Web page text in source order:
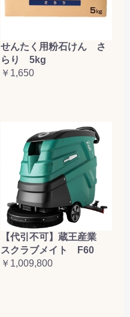
せんたく用粉石けん さ
らり 5kg
￥1,650
【代引不可】蔵王産業
スクラブメイト F60
￥1,009,800